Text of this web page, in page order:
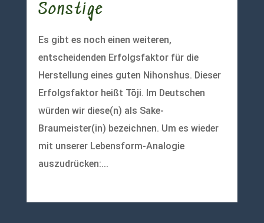
Sonstige
Es gibt es noch einen weiteren,
entscheidenden Erfolgsfaktor für die
Herstellung eines guten Nihonshus. Dieser
Erfolgsfaktor heißt Tōji. Im Deutschen
würden wir diese(n) als Sake-
Braumeister(in) bezeichnen. Um es wieder
mit unserer Lebensform-Analogie
auszudrücken:...